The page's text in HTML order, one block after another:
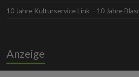
10 Jahre Kulturservice Link – 10 Jahre
Anzeige